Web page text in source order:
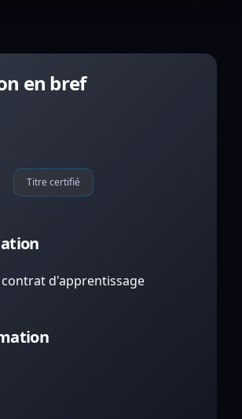
en bref
Titre certifié
d'apprentissage